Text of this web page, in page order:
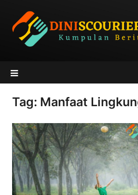
content
Tag: Manfaat